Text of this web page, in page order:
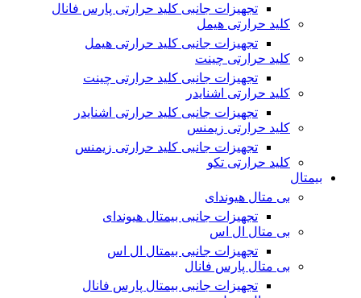
تجهیزات جانبی کلید حرارتی پارس فانال
کلید حرارتی هیمل
تجهیزات جانبی کلید حرارتی هیمل
کلید حرارتی چینت
تجهیزات جانبی کلید حرارتی چینت
کلید حرارتی اشنایدر
تجهیزات جانبی کلید حرارتی اشنایدر
کلید حرارتی زیمنس
تجهیزات جانبی کلید حرارتی زیمنس
کلید حرارتی تکو
بیمتال
بی متال هیوندای
تجهیزات جانبی بیمتال هیوندای
بی متال ال اس
تجهیزات جانبی بیمتال ال اس
بی متال پارس فانال
تجهیزات جانبی بیمتال پارس فانال